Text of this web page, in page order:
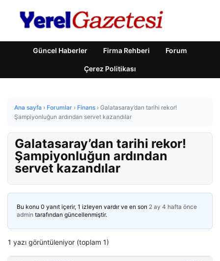
Güncel Haberler Firma Rehberi Forum
Çerez Politikası
Ana sayfa › Forumlar › Finans › Galatasaray’dan tarihi rekor!
Şampiyonluğun ardından servet kazandılar
Galatasaray’dan tarihi rekor!
Şampiyonluğun ardından
servet kazandılar
Bu konu 0 yanıt içerir, 1 izleyen vardır ve en son 2 ay 4 hafta önce
admin tarafından güncellenmiştir.
1 yazı görüntüleniyor (toplam 1)